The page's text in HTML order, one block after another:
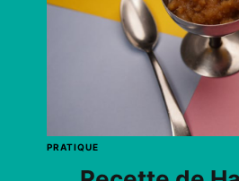
PRATIQUE